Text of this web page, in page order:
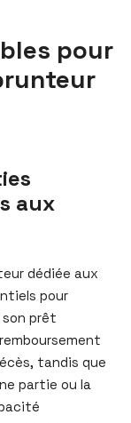
pour
aux
dédiée aux
pour
prêt
tandis que
partie ou la